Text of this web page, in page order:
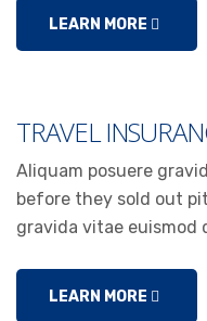
LEARN MORE
TRAVEL
Aliquam posuere
before they sold out
gravida vitae euismod
LEARN MORE